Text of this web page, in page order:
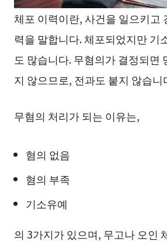
체포 이력이란, 사건을 일으키고
력을 말합니다. 체포되었지만 기
도 많습니다. 무혐의가 결정되면
지 않으므로, 전과도 붙지 않습니
무혐의 처리가 되는 이유는,
혐의 없음
혐의 부족
기소유예
의 3가지가 있으며, 무고나 오인